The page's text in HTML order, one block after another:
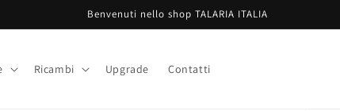
Benvenuti nello shop TALARIA ITALIA
Ricambi Upgrade Contatti